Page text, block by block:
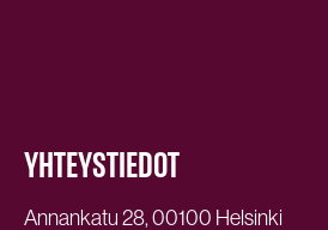
YHTEYSTIEDOT
Annankatu 28, 00100 Helsinki